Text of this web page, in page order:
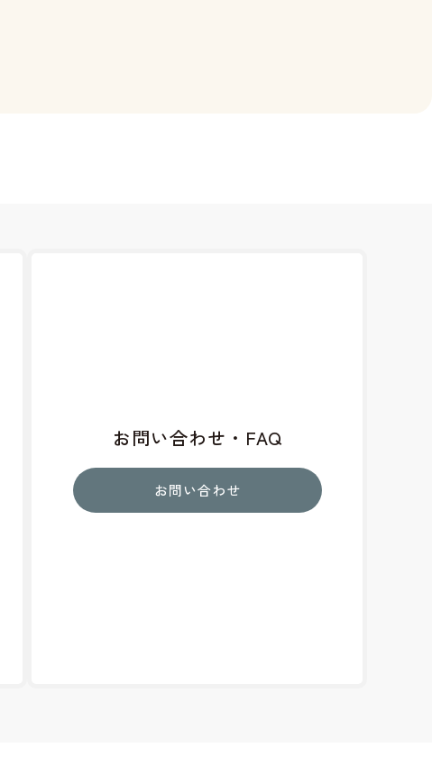
お問い合わせ・FAQ
お問い合わせ